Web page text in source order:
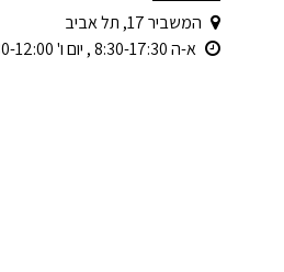
המשביר 17, תל אביב
א-ה 8:30-17:30 , יום ו' 8:30-12:00